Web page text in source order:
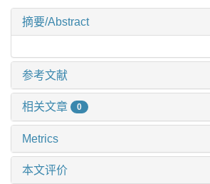
摘要/Abstract
参考文献
相关文章 0
Metrics
本文评价